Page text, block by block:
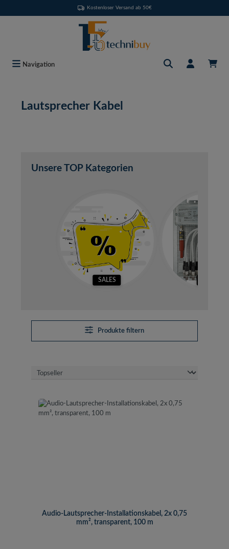
Kostenloser Versand ab 50€
Navigation
Lautsprecher Kabel
Unsere TOP Kategorien
SALES
Produkte filtern
Audio-Lautsprecher-Installationskabel, 2x 0,75
mm², transparent, 100 m